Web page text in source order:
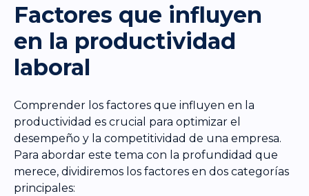
Factores que influyen
en la productividad
laboral
Comprender los factores que influyen en la
productividad es crucial para optimizar el
desempeño y la competitividad de una empresa.
Para abordar este tema con la profundidad que
merece, dividiremos los factores en dos categorías
principales: